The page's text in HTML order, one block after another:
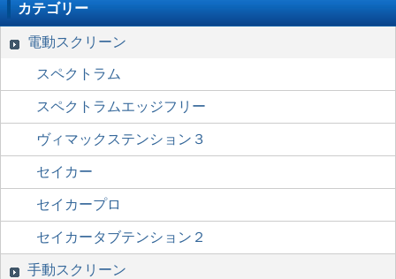
カテゴリー
電動スクリーン
スペクトラム
スペクトラムエッジフリー
ヴィマックステンション３
セイカー
セイカープロ
セイカータブテンション２
手動スクリーン